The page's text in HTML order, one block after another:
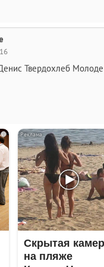
Твердохлеб
i
Скрытая
на пляже